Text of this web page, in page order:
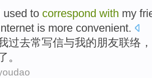
used to correspond with my
is more convenient.
过去常写信与我的 朋友联络 ，
。